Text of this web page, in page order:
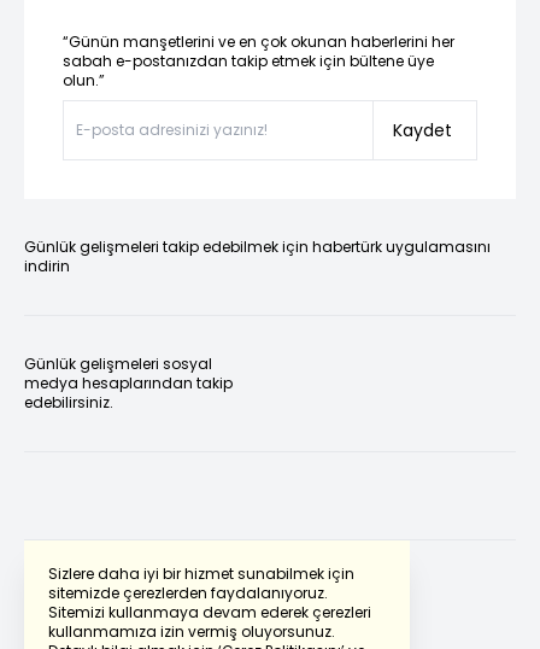
Sizlere daha iyi bir hizmet sunabilmek için
sitemizde çerezlerden faydalanıyoruz.
Sitemizi kullanmaya devam ederek çerezleri
kullanmamıza izin vermiş oluyorsunuz.
“Günün manşetlerini ve en çok okunan haberlerini her
sabah e-postanızdan takip etmek için bültene üye
olun.”
Kaydet
Günlük gelişmeleri takip edebilmek için habertürk uygulamasını
indirin
Günlük gelişmeleri sosyal
medya hesaplarından takip
edebilirsiniz.
Powered by Translate